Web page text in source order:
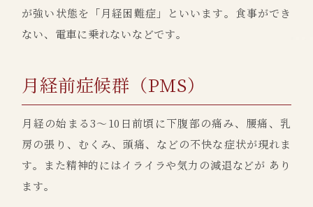
が強い状態を「月経困難症」といいます。食事ができ
ない、電車に乗れないなどです。
月経前症候群（PMS）
月経の始まる3～10日前頃に下腹部の痛み、腰痛、乳
房の張り、むくみ、頭痛、などの不快な症状が現れま
す。また精神的にはイライラや気力の減退などが あり
ます。